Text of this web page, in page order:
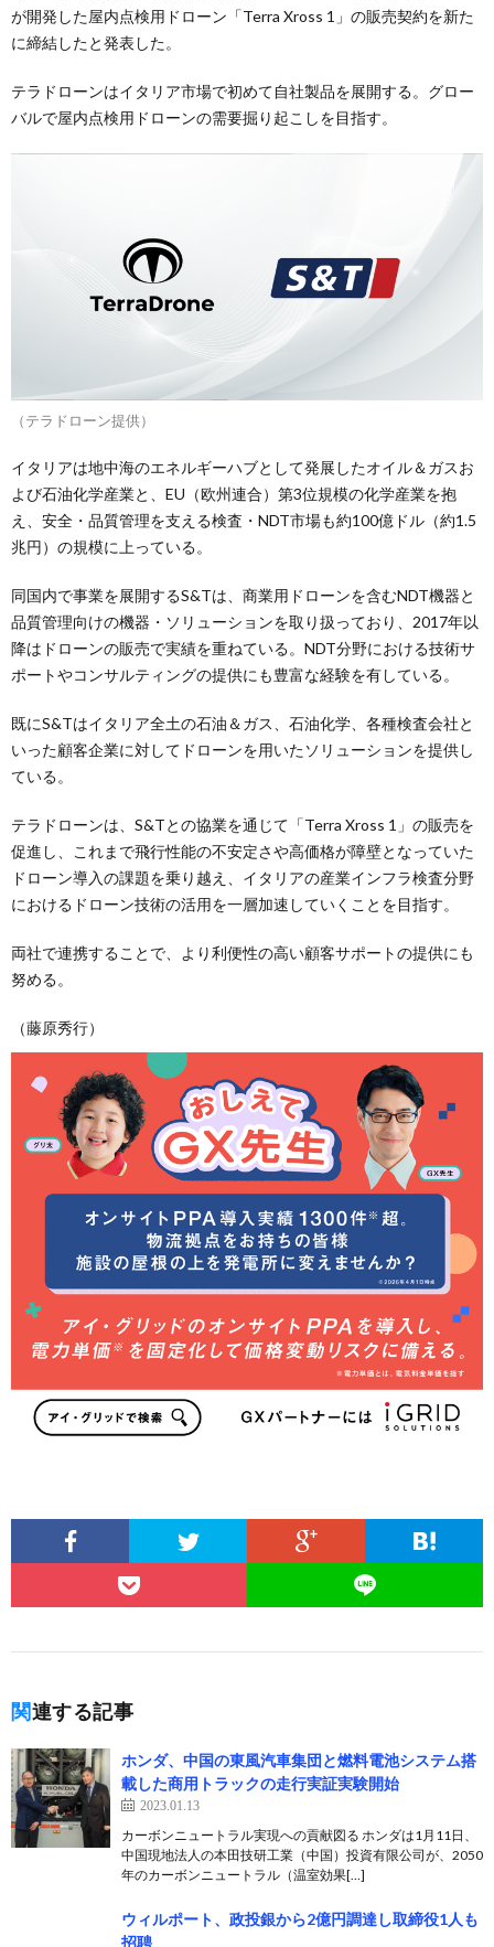
が開発した屋内点検用ドローン「Terra Xross 1」の販売契約を新た
に締結したと発表した。
テラドローンはイタリア市場で初めて自社製品を展開する。グロー
バルで屋内点検用ドローンの需要掘り起こしを目指す。
（テラドローン提供）
イタリアは地中海のエネルギーハブとして発展したオイル＆ガスお
よび石油化学産業と、EU（欧州連合）第3位規模の化学産業を抱
え、安全・品質管理を支える検査・NDT市場も約100億ドル（約1.5
兆円）の規模に上っている。
同国内で事業を展開するS&Tは、商業用ドローンを含むNDT機器と
品質管理向けの機器・ソリューションを取り扱っており、2017年以
降はドローンの販売で実績を重ねている。NDT分野における技術サ
ポートやコンサルティングの提供にも豊富な経験を有している。
既にS&Tはイタリア全土の石油＆ガス、石油化学、各種検査会社と
いった顧客企業に対してドローンを用いたソリューションを提供し
ている。
テラドローンは、S&Tとの協業を通じて「Terra Xross 1」の販売を
促進し、これまで飛行性能の不安定さや高価格が障壁となっていた
ドローン導入の課題を乗り越え、イタリアの産業インフラ検査分野
におけるドローン技術の活用を一層加速していくことを目指す。
両社で連携することで、より利便性の高い顧客サポートの提供にも
努める。
（藤原秀行）
関連する記事
ホンダ、中国の東風汽車集団と燃料電池システム搭
載した商用トラックの走行実証実験開始
2023.01.13
カーボンニュートラル実現への貢献図る ホンダは1月11日、
中国現地法人の本田技研工業（中国）投資有限公司が、2050
年のカーボンニュートラル（温室効果[…]
ウィルポート、政投銀から2億円調達し取締役1人も
招聘